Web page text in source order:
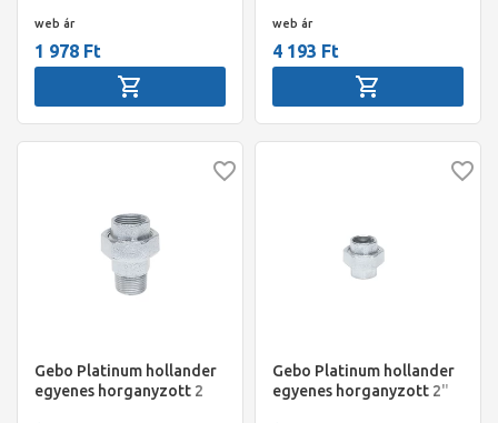
web ár
1 978 Ft
web ár
4 193 Ft
Gebo Platinum hollander
egyenes horganyzott 2
Gebo Platinum hollander
egyenes horganyzott 2"